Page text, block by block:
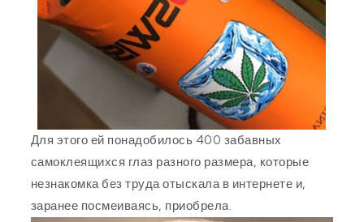
Для этого ей понадобилось 400 забавных
самоклеящихся глаз разного размера, которые
незнакомка без труда отыскала в интернете и,
заранее посмеиваясь, приобрела.